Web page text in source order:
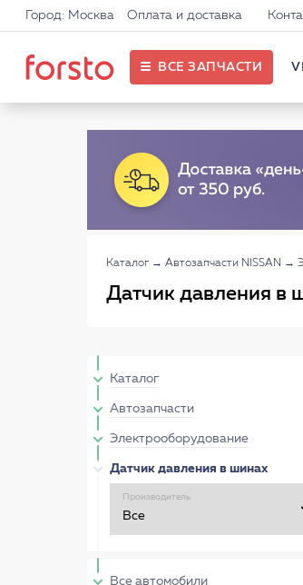
Город: Москва Оплата и доставка
ВСЕ ЗАПЧАСТИ
Каталог → Автозапчасти NISSAN →
Датчик давления в
Каталог
Автозапчасти
Электрооборудование
Датчик давления в шинах
Производитель
Все автомобили